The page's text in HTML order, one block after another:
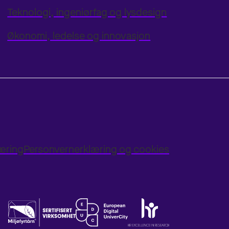
Teknologi, ingeniørfag og lysdesign
Økonomi, ledelse og innovasjon
Personvernerklæring og cookies